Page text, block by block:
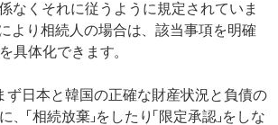
なくそれに従うように規定されていま
より相続人の場合は、該当事項を明確
具体化できます。
ず日本と韓国の正確な財産状況と負債の
「相続放棄」をしたり「限定承認」をしな